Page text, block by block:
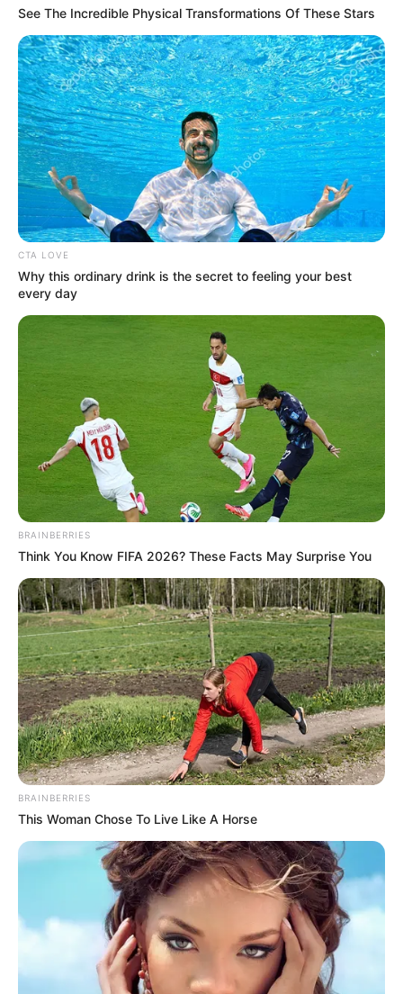
See The Incredible Physical Transformations Of These Stars
CTA LOVE
Why this ordinary drink is the secret to feeling your best
every day
BRAINBERRIES
Think You Know FIFA 2026? These Facts May Surprise You
BRAINBERRIES
This Woman Chose To Live Like A Horse